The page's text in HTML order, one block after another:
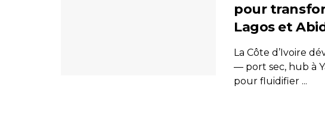
pour
Lagos et
La Côte d’Ivoire
— port sec, hub à
pour fluidifier ...